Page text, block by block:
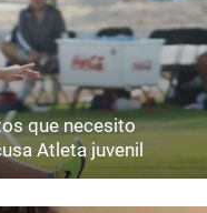
que necesito
Atleta juvenil